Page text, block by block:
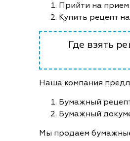
Прийти на прием
Купить рецепт
Где взять
Наша компания
Бумажный
Бумажный
Мы продаем